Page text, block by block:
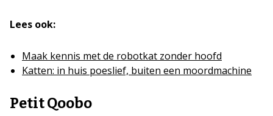
Lees ook:
Maak kennis met de robotkat zonder hoofd
Katten: in huis poeslief, buiten een moordmachine
Petit Qoobo